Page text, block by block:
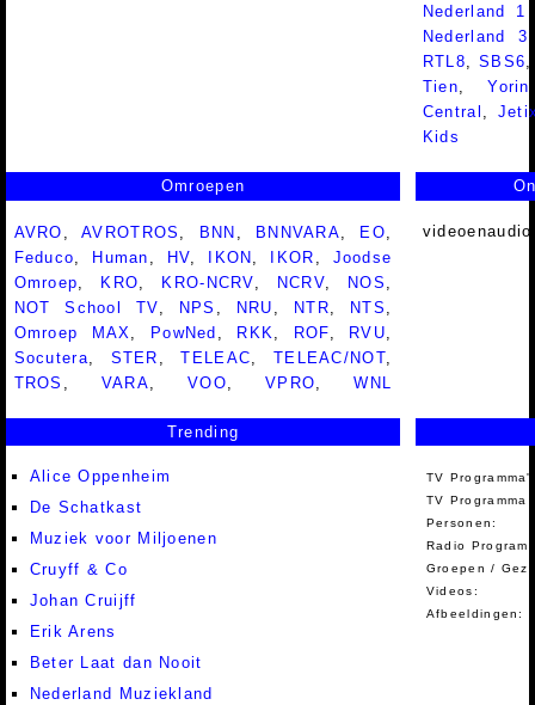
Nederland
Nederland
RTL8,SBS6
Tien,Yorin
Central ,
Kids
Omroepen
AVRO ,AVROTROS BNN BNNVARA EO
Feduco
Human HV IKON IKOR
Joodse
Omroep
KRO KRO-NCRV NCRV NOS
NOT School TV
NPS NRU NTR NTS
Omroep MAX
PowNed RKK ROF RVU
Socutera
STER ,TELEAC TELEAC/NOT
TROS
VARA ,VOO ,VPRO ,WNL
Trending
Alice Oppenheim
De Schatkast
Muziek voor Miljoenen
Cruyff & Co
Johan Cruijff
Erik Arens
Beter Laat dan Nooit
Nederland Muziekland
TV
TV Programma
Personen:
Radio
Groepen /
Videos:
Afbeeldingen: